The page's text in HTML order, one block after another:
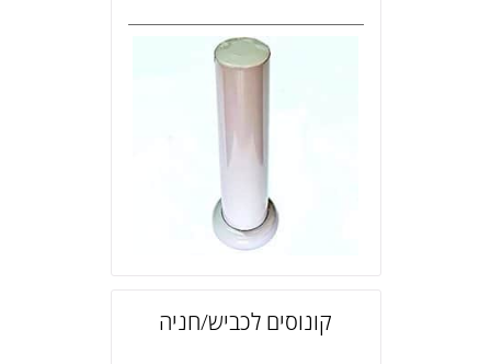
קונוסים לכביש/חניה